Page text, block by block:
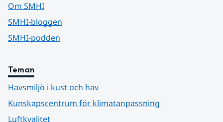
Om SMHI
SMHI-bloggen
SMHI-podden
Teman
Havsmiljö i kust och hav
Kunskapscentrum för klimatanpassning
Luftkvalitet